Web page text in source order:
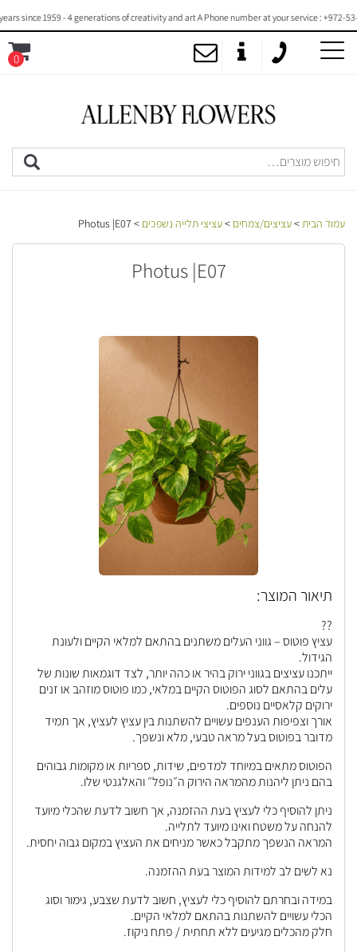
since 1959 - 4 generations of creativity and art A Phone number at your service : +972-53-
0
עמוד הבית>עציצים/צמחים >עציצי תלייה נשפכים > Photus |E07
Photus |E07
תיאור המוצר:
??
עציץ פוטוס – גווני העלים משתנים בהתאם למלאי הקיים ולעונת
הגידול.
ייתכנו עציצים בגווני ירוק בהיר או כהה יותר, לצד דוגמאות שונות של
עלים בהתאם לסוג הפוטוס הקיים במלאי, כמו פוטוס מוזהב או זנים
ירוקים קלאסיים נוספים.
אורך וצפיפות הענפים עשויים להשתנות בין עציץ לעציץ, אך תמיד
מדובר בפוטוס בעל מראה טבעי, מלא ונשפך.
הפוטוס מתאים במיוחד למדפים, שידות, ספריות או מקומות גבוהים
בהם ניתן ליהנות מהמראה הירוק ה״נופל״ והאלגנטי שלו.
ניתן להוסיף כלי לעציץ בעת ההזמנה, אך חשוב לדעת שהכלי מיועד
להנחה על משטח ואינו מיועד לתלייה.
המראה הנשפך מתקבל כאשר מניחים את העציץ במקום גבוה יחסית.
נא לשים לב למידות המוצר בעת ההזמנה.
במידה ובחרתם להוסיף כלי לעציץ, חשוב לדעת שצבע, גימור וסוג
הכלי עשויים להשתנות בהתאם למלאי הקיים.
חלק מהכלים מגיעים ללא תחתית / פתח ניקוז.